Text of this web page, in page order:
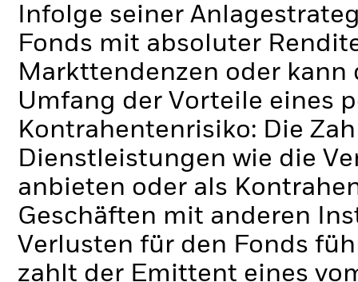
Infolge seiner
Fonds mit absoluter
Markttendenzen oder
Umfang der Vorteile eines
Kontrahentenrisiko: Die
Dienstleistungen wie die
anbieten oder als
Geschäften mit anderen
Verlusten für den Fonds
zahlt der Emittent eines